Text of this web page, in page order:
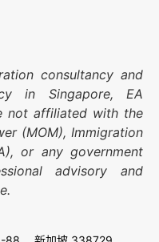
consultancy and
in Singapore, EA
not affiliated with the
(MOM), Immigration
or any government
advisory and